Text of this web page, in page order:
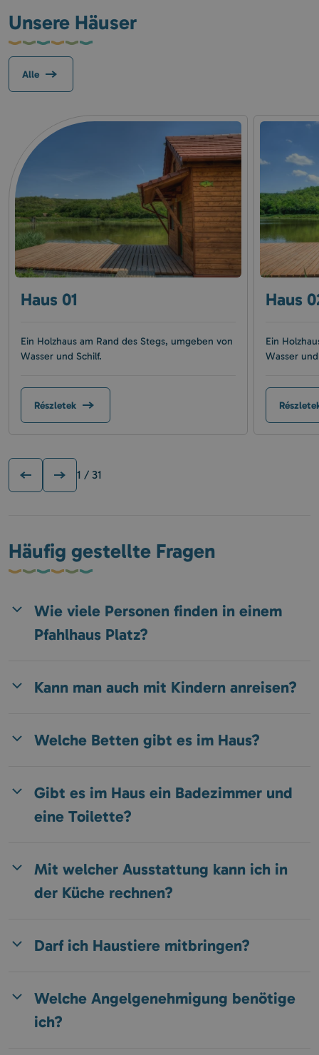
Unsere Häuser
Alle
Haus 01
Ein Holzhaus am Rand des Stegs, umgeben von
Wasser und Schilf.
Részletek
Haus
Ein
Wasser
1 / 31
Häufig gestellte Fragen
Wie viele Personen finden in einem
Pfahlhaus Platz?
Kann man auch mit Kindern anreisen?
Welche Betten gibt es im Haus?
Gibt es im Haus ein Badezimmer und
eine Toilette?
Mit welcher Ausstattung kann ich in
der Küche rechnen?
Darf ich Haustiere mitbringen?
Welche Angelgenehmigung benötige
ich?